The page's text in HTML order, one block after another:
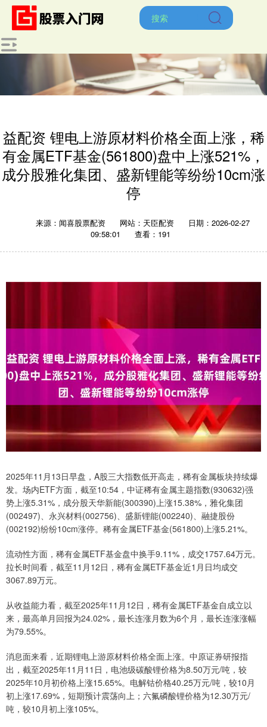
益配资 锂电上游原材料价格全面上涨，稀
有金属ETF基金(561800)盘中上涨521%，
成分股雅化集团、盛新锂能等纷纷10cm涨
停
来源：闻喜股票配资 网站：天臣配资
日期：2026-02-27
09:58:01
查看：191
2025年11月13日早盘，A股三大指数低开高走，稀有金属板块持续爆
发。场内ETF方面，截至10:54，中证稀有金属主题指数(930632)强
势上涨5.31%，成分股天华新能(300390)上涨15.38%，雅化集团
(002497)、永兴材料(002756)、盛新锂能(002240)、融捷股份
(002192)纷纷10cm涨停。稀有金属ETF基金(561800)上涨5.21%。
流动性方面，稀有金属ETF基金盘中换手9.11%，成交1757.64万元。
拉长时间看，截至11月12日，稀有金属ETF基金近1月日均成交
3067.89万元。
从收益能力看，截至2025年11月12日，稀有金属ETF基金自成立以
来，最高单月回报为24.02%，最长连涨月数为6个月，最长连涨涨幅
为79.55%。
消息面来看，近期锂电上游原材料价格全面上涨。中原证券研报指
出，截至2025年11月11日，电池级碳酸锂价格为8.50万元/吨，较
2025年10月初价格上涨15.65%。电解钴价格40.25万元/吨，较10月
初上涨17.69%，短期预计震荡向上；六氟磷酸锂价格为12.30万元/
吨，较10月初上涨105%。